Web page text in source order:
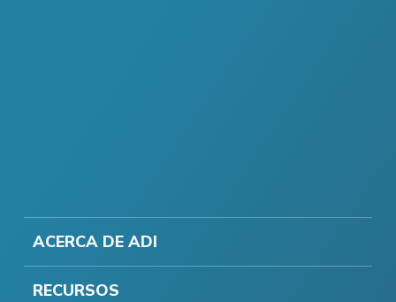
ACERCA DE ADI
RECURSOS